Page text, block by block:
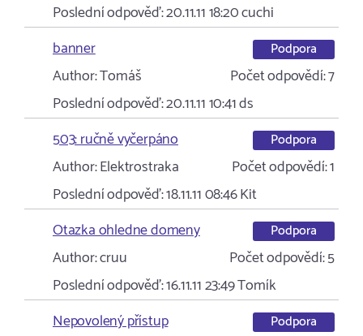
Poslední odpověď:20.11.11 18:20cuchi
banner
Podpora
Author:Tomáš Počet odpovědí:7
Poslední odpověď:20.11.11 10:41ds
503: ručně vyčerpáno
Podpora
Author:Elektrostraka Počet odpovědí:1
Poslední odpověď:18.11.11 08:46Kit
Otazka ohledne domeny
Podpora
Author:cruu Počet odpovědí:5
Poslední odpověď:16.11.11 23:49Tomík
Nepovolený přístup
Podpora